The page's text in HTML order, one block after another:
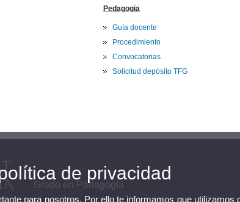
Pedagogia
Guía docente
Procedimiento
Convocatorias
Solicitud depósito TFG
Grado en Pedagogía
de privacidad
para nosotros. Por ello te informamos que